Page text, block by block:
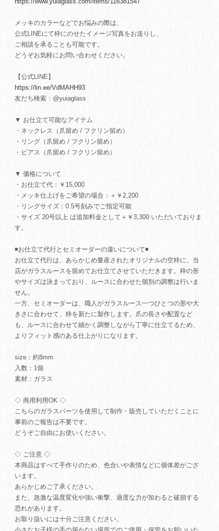
メッキのカラーなどでお悩みの際は、
公式LINEにて枠にのせたイメージ写真をお送りし、
ご相談を承ることも可能です。
どうぞお気軽にお問い合わせください。
【公式LINE】
https://lin.ee/VdMAHH93
友だち検索：@yuiaglass
▼ お仕立て可能なアイテム
・ネックレス（爪留め / フクリン留め）
・リング（爪留め / フクリン留め）
・ピアス（爪留め / フクリン留め）
▼ 価格について
・お仕立て代：￥15,000
・メッキ仕上げをご希望の場合：＋￥2,200
・リングサイズ：0.5号刻みでご指定可能
・サイズ 20号以上 は追加料金として＋￥3,300 いただいておりま
す。
◾️お仕立て代行とセミオーダーの違いについて◾️
お仕立て代行は、あらかじめ量産されたオリジナルの空枠に、当
店がガラスルースを留めてお仕立てさせていただきます。枠の形
やサイズは決まっており、ルースに合わせた個別の調整は行いま
せん。
一方、セミオーダーは、職人がガラスルース一つひとつの形や大
きさに合わせて、枠を新たに製作します。爪の長さや配置など
も、ルースに合わせて細かく調整しながら丁寧に仕立てるため、
よりフィット感のある仕上がりになります。
size：約8mm
入数：1個
素材：ガラス
◇ 商用利用OK ◇
こちらのガラスパーツを使用して制作・販売していただくことに
事前のご報告は不要です。
どうぞご自由にお使いください。
◇ ご注意 ◇
本商品はすべて手作りのため、色合いや表情などに個体差がござ
います。
あらかじめご了承ください。
また、急激な温度変化や強い衝撃、過度な力が加わると破損する
恐れがあります。
お取り扱いには十分ご注意ください。